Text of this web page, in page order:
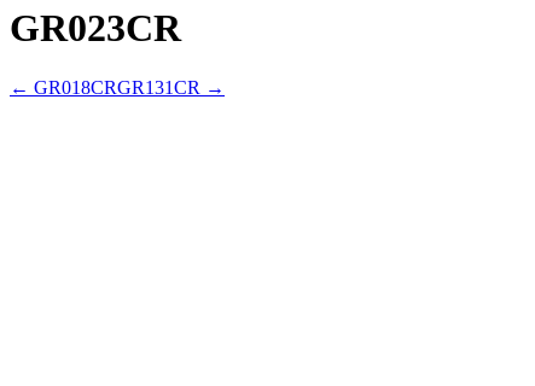
GR023CR
← GR018CRGR131CR →